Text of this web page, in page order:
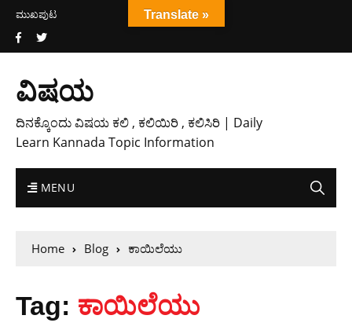
ಮುಖಪುಟ
ವಿಷಯ
ದಿನಕ್ಕೊಂದು ವಿಷಯ ಕಲಿ , ಕಲಿಯಿರಿ , ಕಲಿಸಿರಿ | Daily
Learn Kannada Topic Information
MENU
Home Blog ಕಾಯಿಲೆಯು
Tag: ಕಾಯಿಲೆಯು
Translate »